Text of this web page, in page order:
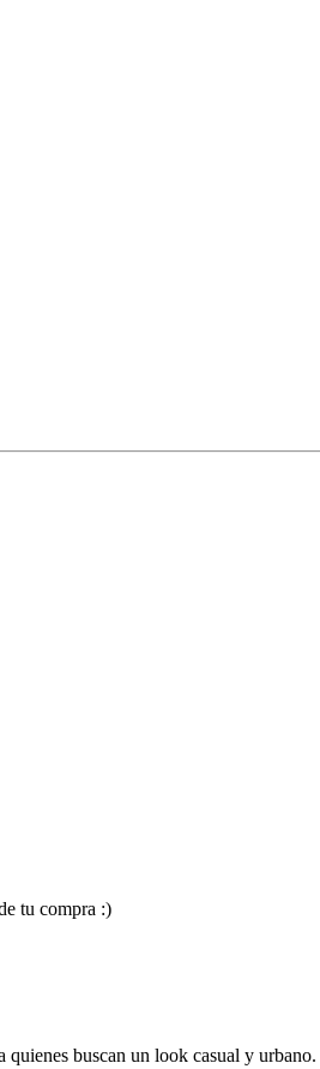
tu compra :)
buscan un look casual y